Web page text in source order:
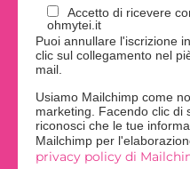
Accetto di ricevere
ohmytei.it
Puoi annullare l'iscrizione
clic sul collegamento nel
mail.
Usiamo Mailchimp come
marketing. Facendo clic di
riconosci che le tue
Mailchimp per
privacy policy di